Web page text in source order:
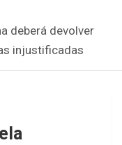
deberá devolver
injustificadas